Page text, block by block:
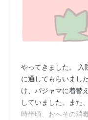
やってきました。 入
に通してもらいまし
け、パジャマに着替
していました。また
時半頃、おへその消